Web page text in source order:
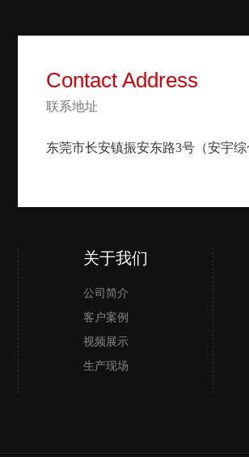
Contact Address
联系地址
东莞市长安镇振安东路3号（安宇
关于我们
公司简介
客户案例
视频展示
生产现场